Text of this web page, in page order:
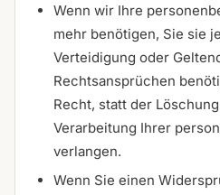
Wenn wir Ihre
mehr benötigen, Sie sie
Verteidigung oder
Rechtsansprüchen
Recht, statt der
Verarbeitung Ihrer
verlangen.
Wenn Sie einen